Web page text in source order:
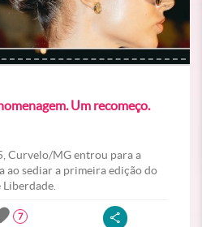
Um recomeço.
Curvelo/MG entrou para a
ao sediar a primeira edição do
7